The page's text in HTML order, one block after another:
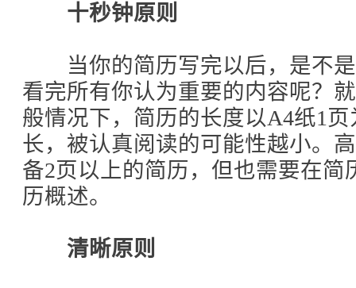
十秒钟原则
当你的简历写完以后，是不是
看完所有你认为重要的内容呢？
般情况下，简历的长度以A4纸1
长，被认真阅读的可能性越小。
备2页以上的简历，但也需要在简
历概述。
清晰原则